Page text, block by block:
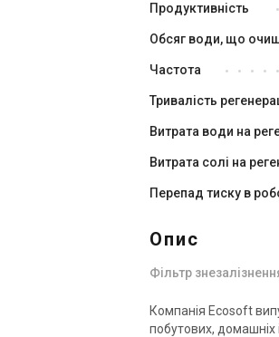
Ecosoft
Продуктивність
Обсяг води, що
Частота
Тривалість
Витрата води на
Витрата солі на
Перепад тиску в
Опис
Фільтр
Компанія Ecosoft
побутових, домашніх